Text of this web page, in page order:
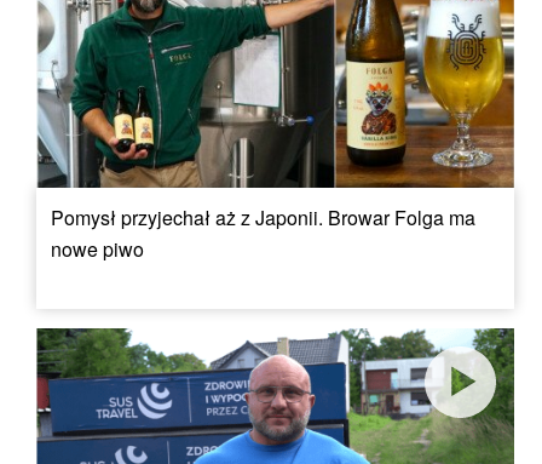
Pomysł przyjechał aż z Japonii. Browar Folga ma
nowe piwo